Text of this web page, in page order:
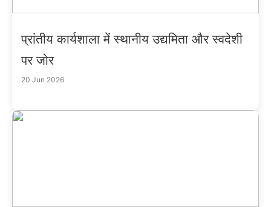
प्रांतीय कार्यशाला में स्थानीय उद्यमिता और स्वदेशी
पर जोर
20 Jun 2026